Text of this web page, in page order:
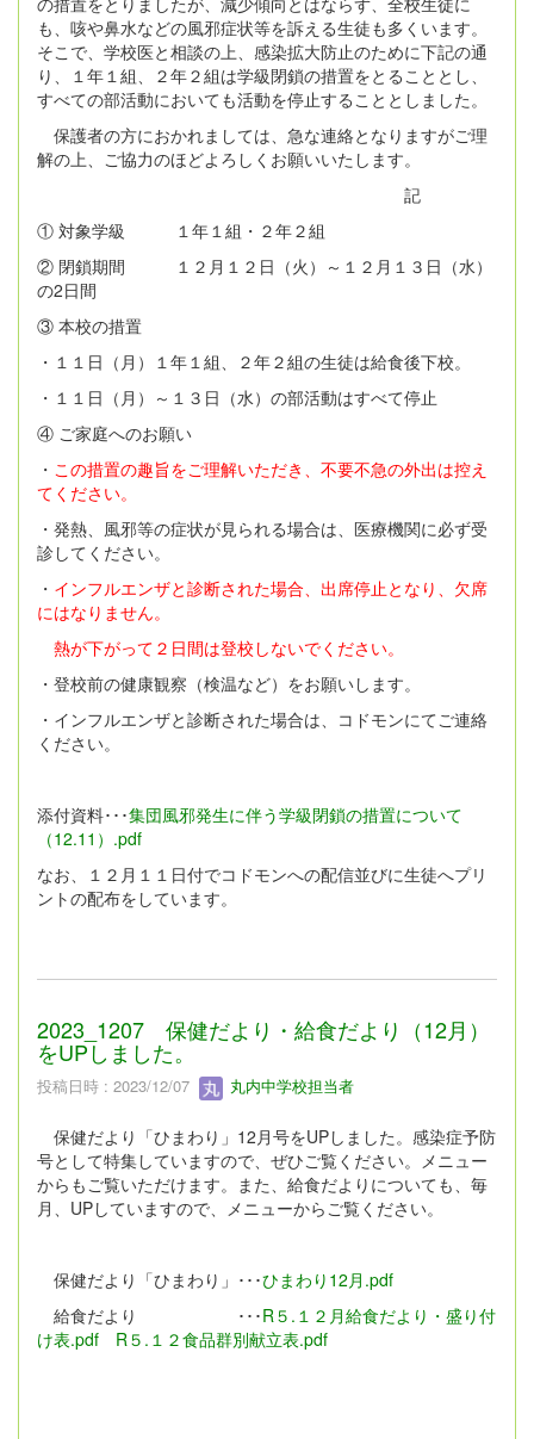
も、咳や鼻水などの風邪症状等を訴える生徒も多くいます。
そこで、学校医と相談の上、感染拡大防止のために下記の通
り、１年１組、２年２組は学級閉鎖の措置をとることとし、
すべての部活動においても活動を停止することとしました。
保護者の方におかれましては、急な連絡となりますがご理
解の上、ご協力のほどよろしくお願いいたします。
記
① 対象学級 １年１組・２年２組
② 閉鎖期間 １２月１２日（火）～１２月１３日（水）
の2日間
③ 本校の措置
・１１日（月）１年１組、２年２組の生徒は給食後下校。
・１１日（月）～１３日（水）の部活動はすべて停止
④ ご家庭へのお願い
・ この措置の趣旨をご理解いただき、不要不急の外出は控え
てください。
・発熱、風邪等の症状が見られる場合は、医療機関に必ず受
診してください。
・ インフルエンザと診断された場合、出席停止となり、欠席
にはなりません。
熱が下がって２日間は登校しないでください。
・登校前の健康観察（検温など）をお願いします。
・インフルエンザと診断された場合は、コドモンにてご連絡
ください。
添付資料･･･集団風邪発生に伴う学級閉鎖の措置について
（12.11）.pdf
なお、１２月１１日付でコドモンへの配信並びに生徒へプリ
ントの配布をしています。
2023_1207 保健だより・給食だより（12月）
をUPしました。
投稿日時 : 2023/12/07 丸内中学校担当者
保健だより「ひまわり」12月号をUPしました。感染症予防
号として特集していますので、ぜひご覧ください。メニュー
からもご覧いただけます。また、給食だよりについても、毎
月、UPしていますので、メニューからご覧ください。
保健だより「ひまわり」･･･ひまわり12月.pdf
給食だより ･･･R５.１２月給食だより・盛り付
け表.pdf
R５.１２食品群別献立表.pdf